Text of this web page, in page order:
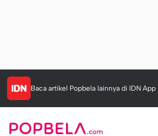
Baca artikel Popbela lainnya di IDN App